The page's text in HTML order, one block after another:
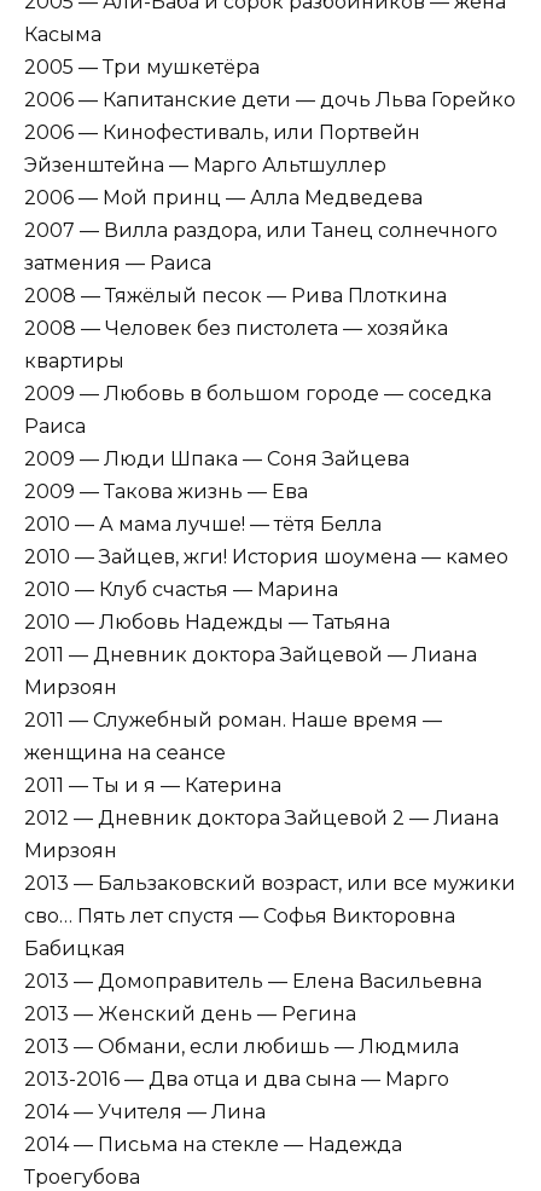
Касыма
2005 — Три мушкетёра
2006 — Капитанские дети — дочь Льва Горейко
2006 — Кинофестиваль, или Портвейн
Эйзенштейна — Марго Альтшуллер
2006 — Мой принц — Алла Медведева
2007 — Вилла раздора, или Танец солнечного
затмения — Раиса
2008 — Тяжёлый песок — Рива Плоткина
2008 — Человек без пистолета — хозяйка
квартиры
2009 — Любовь в большом городе — соседка
Раиса
2009 — Люди Шпака — Соня Зайцева
2009 — Такова жизнь — Ева
2010 — А мама лучше! — тётя Белла
2010 — Зайцев, жги! История шоумена — камео
2010 — Клуб счастья — Марина
2010 — Любовь Надежды — Татьяна
2011 — Дневник доктора Зайцевой — Лиана
Мирзоян
2011 — Служебный роман. Наше время —
женщина на сеансе
2011 — Ты и я — Катерина
2012 — Дневник доктора Зайцевой 2 — Лиана
Мирзоян
2013 — Бальзаковский возраст, или все мужики
сво… Пять лет спустя — Софья Викторовна
Бабицкая
2013 — Домоправитель — Елена Васильевна
2013 — Женский день — Регина
2013 — Обмани, если любишь — Людмила
2013-2016 — Два отца и два сына — Марго
2014 — Учителя — Лина
2014 — Письма на стекле — Надежда
Троегубова